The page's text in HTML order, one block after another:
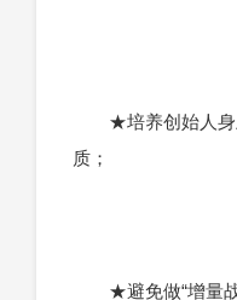
★培养创始人
质；
★避免做“增量